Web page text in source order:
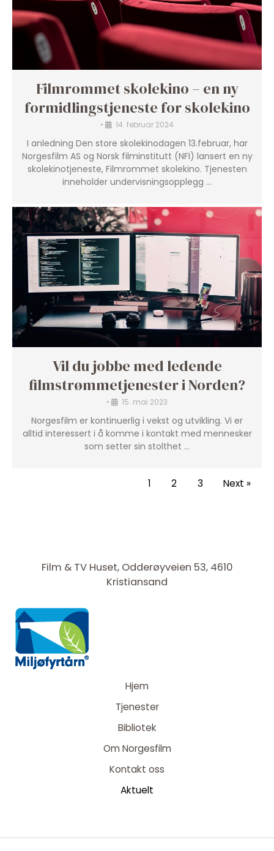
Filmrommet skolekino – en ny
formidlingstjeneste for skolekino
• 14. februar 2024
I anledning Den store skolekinodagen 13.februar, har
Norgesfilm AS og Norsk filminstitutt (NFI) lansert en ny
skolekinotjeneste, Filmrommet skolekino. Tjenesten
inneholder undervisningsopplegg …
Vil du jobbe med ledende
filmstrømmetjenester i Norden?
• 15. mai 2023
Norgesfilm er kontinuerlig i vekst og utvikling. Vi er
alltid interessert i å komme i kontakt med mennesker
som setter sin stolthet …
1 2 3 Next »
Film & TV Huset, Odderøyveien 53, 4610
Kristiansand
Hjem
Tjenester
Bibliotek
Om Norgesfilm
Kontakt oss
Aktuelt